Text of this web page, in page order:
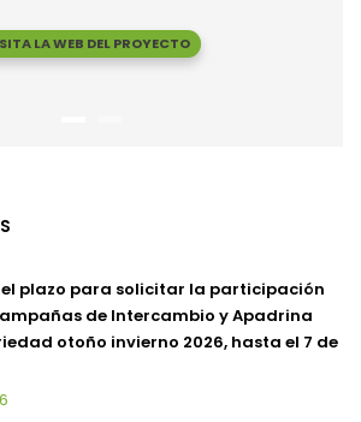
LA WEB DEL PROYECTO
plazo para solicitar la participación
de Intercambio y Apadrina
otoño invierno 2026, hasta el 7 de